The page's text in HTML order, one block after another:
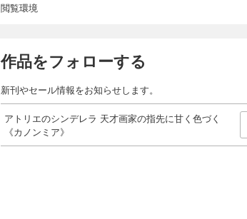
閲覧環境
作品をフォローする
新刊やセール情報をお知らせします。
アトリエのシンデレラ 天才画家の指先に甘く色づく
《カノンミア》